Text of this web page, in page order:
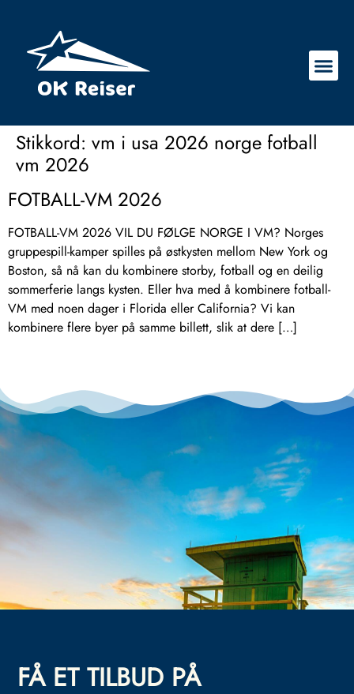
Stikkord: vm i usa 2026 norge fotball
vm 2026
FOTBALL-VM 2026
FOTBALL-VM 2026 VIL DU FØLGE NORGE I VM? Norges
gruppespill-kamper spilles på østkysten mellom New York og
Boston, så nå kan du kombinere storby, fotball og en deilig
sommerferie langs kysten. Eller hva med å kombinere fotball-
VM med noen dager i Florida eller California? Vi kan
kombinere flere byer på samme billett, slik at dere […]
FÅ ET TILBUD PÅ